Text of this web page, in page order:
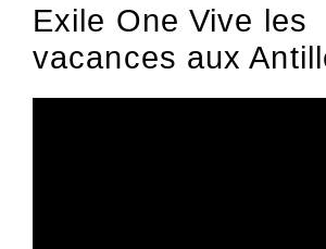
Exile One Vive les
vacances aux